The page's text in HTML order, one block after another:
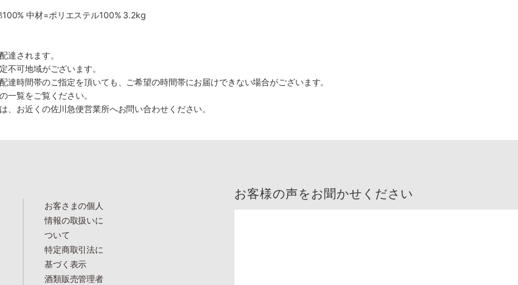
中材=ポリエステル100% 3.2kg
達されます。
不可地域がございます。
達時間帯のご指定を頂いても、ご希望の時間帯にお届けできない場合がございます。
の一覧をご覧ください。
、お近くの佐川急便営業所へお問い合わせください。
お客さまの個人
情報の取扱いに
ついて
特定商取引法に
基づく表示
酒類販売管理者
お客様の声をお聞かせください